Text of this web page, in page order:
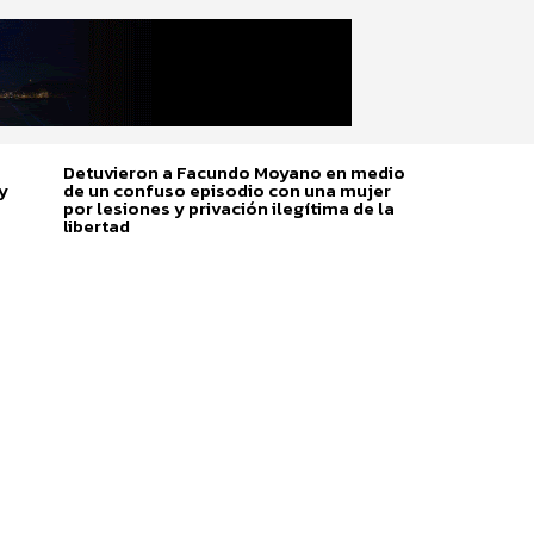
Detuvieron a Facundo Moyano en medio
de un confuso episodio con una mujer
por lesiones y privación ilegítima de la
libertad